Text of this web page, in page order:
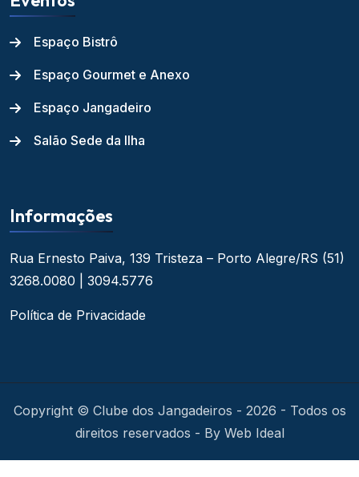
Espaço Bistrô
Espaço Gourmet e Anexo
Espaço Jangadeiro
Salão Sede da Ilha
Informações
Rua Ernesto Paiva, 139 Tristeza – Porto Alegre/RS (51)
3268.0080 | 3094.5776
Política de Privacidade
Copyright © Clube dos Jangadeiros - 2026 - Todos os
direitos reservados - By Web Ideal